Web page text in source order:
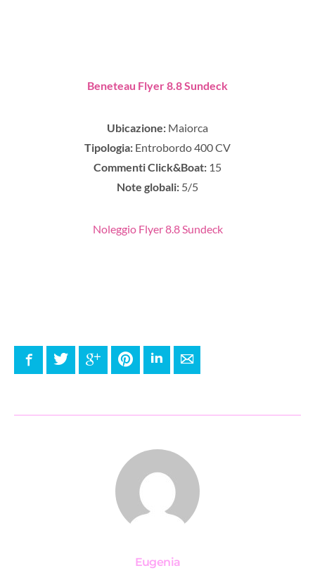
Beneteau Flyer 8.8 Sundeck
Ubicazione: Maiorca
Tipologia: Entrobordo 400 CV
Commenti Click&Boat: 15
Note globali: 5/5
Noleggio Flyer 8.8 Sundeck
FacebookTwitter Google+ PinterestLinkedInE-mail
Eugenia